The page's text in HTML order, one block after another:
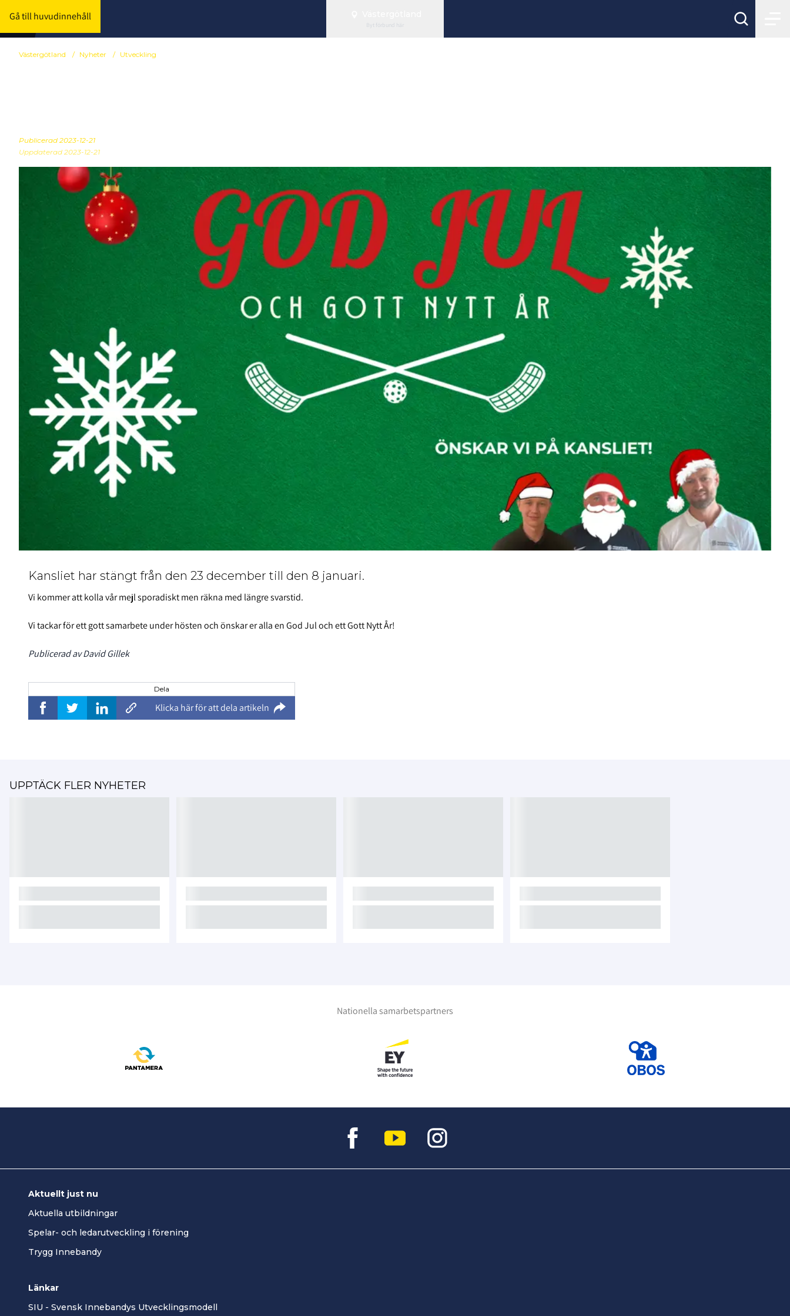
Gå till huvudinnehåll
Byt förbund här
Västergötland / Nyheter / Utveckling
Publicerad 2023-12-21
Uppdaterad 2023-12-21
Kansliet har stängt från den 23 december till den 8 januari.
Vi kommer att kolla vår mejl sporadiskt men räkna med längre svarstid.
Vi tackar för ett gott samarbete under hösten och önskar er alla en God Jul och ett Gott Nytt År!
Publicerad av David Gillek
Dela
Klicka här för att dela artikeln
UPPTÄCK FLER NYHETER
Nationella samarbetspartners
Aktuellt just nu
Aktuella utbildningar
Spelar- och ledarutveckling i förening
Trygg Innebandy
Länkar
SIU - Svensk Innebandys Utvecklingsmodell